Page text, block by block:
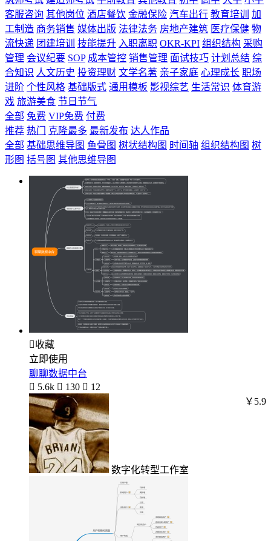
客服咨询 其他岗位 酒店餐饮 金融保险 汽车出行 教育培训
加
工制造 商务销售 媒体出版 法律法务 房地产建筑 医疗保健 物
流快递 团建培训 技能提升 入职离职 OKR-KPI 组织结构 采购
管理 会议纪要 SOP 成本管控 销售管理 面试技巧 计划总结 综
合知识 人文历史 投资理财 文学名著 亲子家庭 心理成长 职场
进阶 个性风格 基础版式 通用模板 影视综艺 生活常识 体育游
戏 旅游美食 节日节气
全部 免费 VIP免费 付费
推荐 热门 克隆最多 最新发布 达人作品
全部 基础思维导图 鱼骨图 树状结构图 时间轴 组织结构图 树
形图 括号图 其他思维导图
收藏
立即使用
聊聊数据中台
 5.6k  130  12
数字化转型工作室
￥5.9